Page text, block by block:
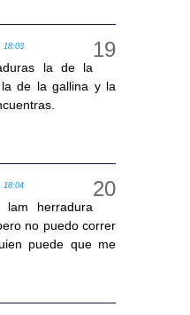
18:03
la de la
de la gallina y la
18:04
lam herradura
no puedo correr
puede que me